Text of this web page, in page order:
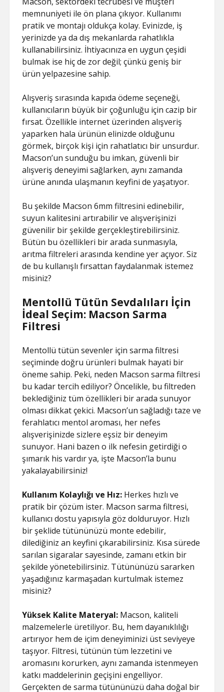
memnuniyeti ile ön plana çıkıyor. Kullanımı
pratik ve montajı oldukça kolay. Evinizde, iş
yerinizde ya da dış mekanlarda rahatlıkla
kullanabilirsiniz. İhtiyacınıza en uygun çeşidi
bulmak ise hiç de zor değil; çünkü geniş bir
ürün yelpazesine sahip.
Alışveriş sırasında kapıda ödeme seçeneği,
kullanıcıların büyük bir çoğunluğu için cazip bir
fırsat. Özellikle internet üzerinden alışveriş
yaparken hala ürünün elinizde olduğunu
görmek, birçok kişi için rahatlatıcı bir unsurdur.
Macson’un sunduğu bu imkan, güvenli bir
alışveriş deneyimi sağlarken, aynı zamanda
ürüne anında ulaşmanın keyfini de yaşatıyor.
Bu şekilde Macson 6mm filtresini edinebilir,
suyun kalitesini artırabilir ve alışverişinizi
güvenilir bir şekilde gerçekleştirebilirsiniz.
Bütün bu özellikleri bir arada sunmasıyla,
arıtma filtreleri arasında kendine yer açıyor. Siz
de bu kullanışlı fırsattan faydalanmak istemez
misiniz?
Mentollü Tütün Sevdalıları İçin
İdeal Seçim: Macson Sarma
Filtresi
Mentollü tütün sevenler için sarma filtresi
seçiminde doğru ürünleri bulmak hayati bir
öneme sahip. Peki, neden Macson sarma filtresi
bu kadar tercih ediliyor? Öncelikle, bu filtreden
beklediğiniz tüm özellikleri bir arada sunuyor
olması dikkat çekici. Macson’un sağladığı taze ve
ferahlatıcı mentol aroması, her nefes
alışverişinizde sizlere eşsiz bir deneyim
sunuyor. Hani bazen o ilk nefesin getirdiği o
şımarık his vardır ya, işte Macson’la bunu
yakalayabilirsiniz!
Kullanım Kolaylığı ve Hız: Herkes hızlı ve
pratik bir çözüm ister. Macson sarma filtresi,
kullanıcı dostu yapısıyla göz dolduruyor. Hızlı
bir şeklide tütününüzü monte edebilir,
dilediğiniz an keyfini çıkarabilirsiniz. Kısa sürede
sarılan sigaralar sayesinde, zamanı etkin bir
şekilde yönetebilirsiniz. Tütününüzü sararken
yaşadığınız karmaşadan kurtulmak istemez
misiniz?
Yüksek Kalite Materyal: Macson, kaliteli
malzemelerle üretiliyor. Bu, hem dayanıklılığı
artırıyor hem de içim deneyiminizi üst seviyeye
taşıyor. Filtresi, tütünün tüm lezzetini ve
aromasını korurken, aynı zamanda istenmeyen
katkı maddelerinin geçişini engelliyor.
Gerçekten de sarma tütününüzü daha doğal bir